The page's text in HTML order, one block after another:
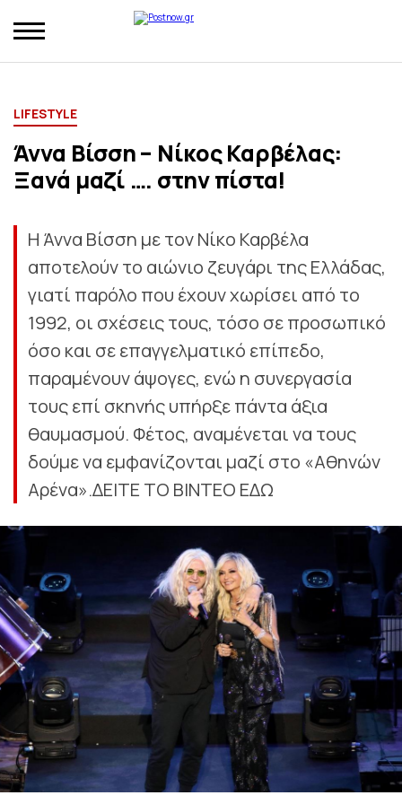
LIFESTYLE
Άννα Βίσση – Νίκος Καρβέλας:
Ξανά μαζί …. στην πίστα!
Η Άννα Βίσση με τον Νίκο Καρβέλα
αποτελούν το αιώνιο ζευγάρι της Ελλάδας,
γιατί παρόλο που έχουν χωρίσει από το
1992, οι σχέσεις τους, τόσο σε προσωπικό
όσο και σε επαγγελματικό επίπεδο,
παραμένουν άψογες, ενώ η συνεργασία
τους επί σκηνής υπήρξε πάντα άξια
θαυμασμού. Φέτος, αναμένεται να τους
δούμε να εμφανίζονται μαζί στο «Αθηνών
Αρένα».ΔΕΙΤΕ ΤΟ ΒΙΝΤΕΟ ΕΔΩ